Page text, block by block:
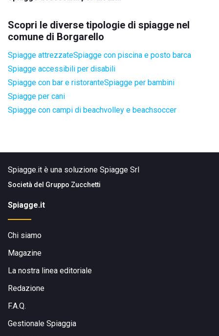
Scopri le diverse tipologie di spiagge nel
comune di Borgarello
Spiagge attrezzateSpiagge con piscina e posto barca
Spiagge accessibili per disabili
Spiagge con bar e ristoranteSpiagge per bambini
Spiagge per cani
Spiagge con campi di beachvolley e beachsoccer
Spiagge.it è una soluzione Spiagge Srl
Società del Gruppo Zucchetti
Spiagge.it
Chi siamo
Magazine
La nostra linea editoriale
Redazione
F.A.Q.
Gestionale Spiaggia